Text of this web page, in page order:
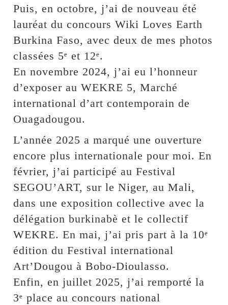
Puis, en octobre, j’ai de nouveau été
lauréat du concours Wiki Loves Earth
Burkina Faso, avec deux de mes photos
classées 5ᵉ et 12ᵉ.
En novembre 2024, j’ai eu l’honneur
d’exposer au WEKRE 5, Marché
international d’art contemporain de
Ouagadougou.
L’année 2025 a marqué une ouverture
encore plus internationale pour moi. En
février, j’ai participé au Festival
SEGOU’ART, sur le Niger, au Mali,
dans une exposition collective avec la
délégation burkinabè et le collectif
WEKRE. En mai, j’ai pris part à la 10ᵉ
édition du Festival international
Art’Dougou à Bobo-Dioulasso.
Enfin, en juillet 2025, j’ai remporté la
3ᵉ place au concours national